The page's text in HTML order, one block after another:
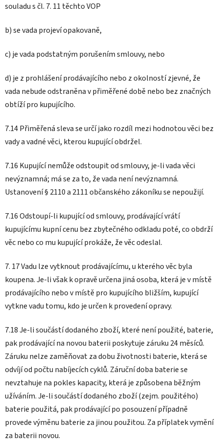
souladu s čl. 7. 11 těchto VOP
b) se vada projeví opakovaně,
c) je vada podstatným porušením smlouvy, nebo
d) je z prohlášení prodávajícího nebo z okolností zjevné, že
vada nebude odstraněna v přiměřené době nebo bez značných
obtíží pro kupujícího.
7.14 Přiměřená sleva se určí jako rozdíl mezi hodnotou věci bez
vady a vadné věci, kterou kupující obdržel.
7.16 Kupující nemůže odstoupit od smlouvy, je-li vada věci
nevýznamná; má se za to, že vada není nevýznamná.
Ustanovení § 2110 a 2111 občanského zákoníku se nepoužijí.
7.16 Odstoupí-li kupující od smlouvy, prodávající vrátí
kupujícímu kupní cenu bez zbytečného odkladu poté, co obdrží
věc nebo co mu kupující prokáže, že věc odeslal.
7. 17 Vadu lze vytknout prodávajícímu, u kterého věc byla
koupena. Je-li však k opravě určena jiná osoba, která je v místě
prodávajícího nebo v místě pro kupujícího bližším, kupující
vytkne vadu tomu, kdo je určen k provedení opravy.
7.18 Je-li součástí dodaného zboží, které není použité, baterie,
pak prodávající na novou baterii poskytuje záruku 24 měsíců.
Záruku nelze zaměňovat za dobu životnosti baterie, která se
odvíjí od počtu nabíjecích cyklů. Záruční doba baterie se
nevztahuje na pokles kapacity, která je způsobena běžným
užíváním. Je-li součástí dodaného zboží (zejm. použitého)
baterie použitá, pak prodávající po posouzení případně
provede výměnu baterie za jinou použitou. Za příplatek vymění
za baterii novou.